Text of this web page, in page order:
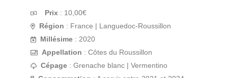
Prix : 10,00€
Région : France | Languedoc-Roussillon
Millésime: 2020
Appellation : Côtes du Roussillon
Cépage : Grenache blanc | Vermentino